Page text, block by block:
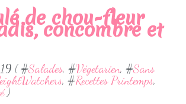
de chou-fleur
concombre et
( #Salades, #Végetarien, #Sans
, #Recettes Printemps,
)